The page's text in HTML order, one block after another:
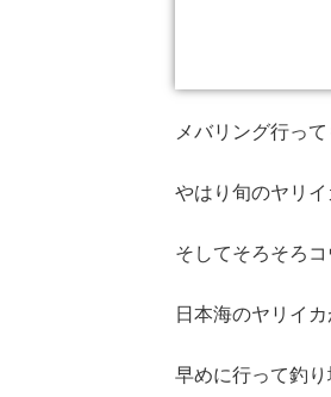
メバリング行っ
やはり旬のヤリイ
そしてそろそろ
日本海のヤリイ
早めに行って釣